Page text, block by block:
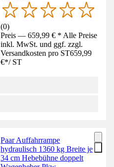
(0)
Preis — 659,99 € * Alle Preise
inkl. MwSt. und ggf. zzgl.
Versandkosten pro ST659,99
€*/ ST
Paar Auffahrrampe
hydraulisch 1360 kg Breite je
34 cm Hebebühne doppelt